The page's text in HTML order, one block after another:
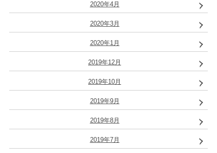
2020年4月
2020年3月
2020年1月
2019年12月
2019年10月
2019年9月
2019年8月
2019年7月